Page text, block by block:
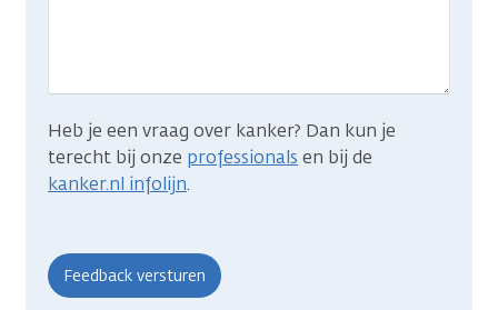
Heb je een vraag over kanker? Dan kun je
terecht bij onze professionals en bij de
kanker.nl infolijn.